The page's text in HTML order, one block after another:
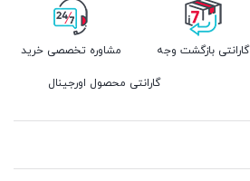
گارانتی بازگشت وجه مشاوره تخصصی خرید
گارانتی محصول اورجینال